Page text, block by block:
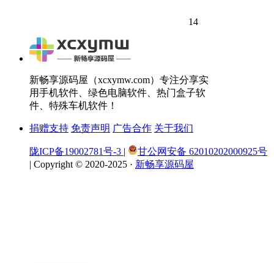
14
新畅享源码屋（xcxymw.com）专注分享实
用手机软件、绿色电脑软件、热门盒子软
件、特殊车机软件！
捐赠支持 免责声明 广告合作 关于我们
陇ICP备19002781号-3 |
甘公网安备 62010202000925号
| Copyright © 2020-2025 · 新畅享源码屋